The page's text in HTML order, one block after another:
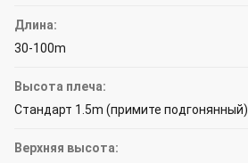
Длина:
30-100m
Высота плеча:
Стандарт 1.5m (примите подгонянный)
Верхняя высота: